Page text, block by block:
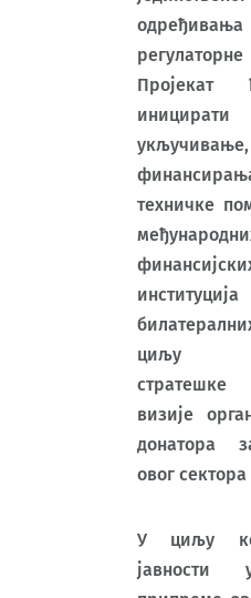
Пројекат
техничке
циљу
стратешке
визије
донатора
овог
У циљу
јавности